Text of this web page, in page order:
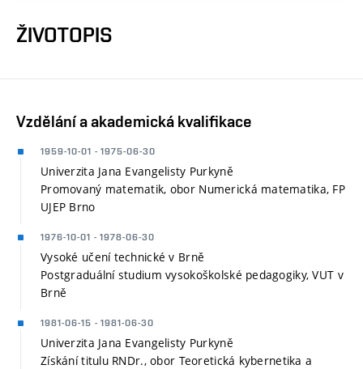
ŽIVOTOPIS
Vzdělání a akademická kvalifikace
1959-10-01 - 1975-06-30
Univerzita Jana Evangelisty Purkyně
Promovaný matematik, obor Numerická matematika, FP
UJEP Brno
1976-10-01 - 1978-06-30
Vysoké učení technické v Brně
Postgraduální studium vysokoškolské pedagogiky, VUT v
Brně
1981-06-15 - 1981-06-30
Univerzita Jana Evangelisty Purkyně
Získání titulu RNDr., obor Teoretická kybernetika a